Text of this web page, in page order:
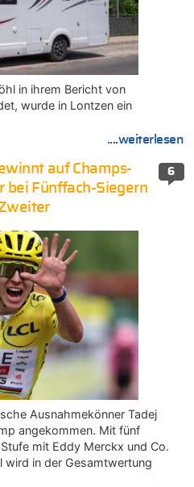
in ihrem Bericht von
wurde in Lontzen ein
....weiterlesen
6
auf Champs-
bei Fünffach-Siegern
Ausnahmekönner Tadej
angekommen. Mit fünf
mit Eddy Merckx und Co.
wird in der Gesamtwertung